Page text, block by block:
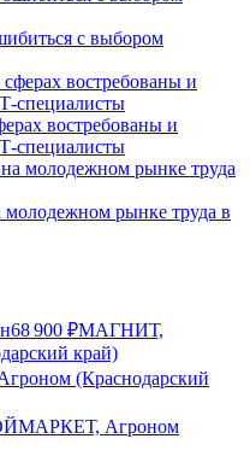
с выбором
востребованы и
специалисты
рынке труда в
68 900 ₽МАГНИТ,
край)
(Краснодарский
Агроном